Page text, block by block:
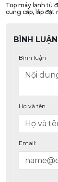
top máy lạnh tủ đứng công suất 10hp cho nhà xưởng – nhận
cung cấp, lắp đặt
BÌNH LUẬN
Bình luận
Họ và tên
Email: